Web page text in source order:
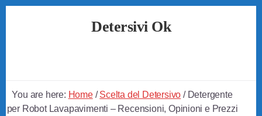
Detersivi Ok
You are here: Home / Scelta del Detersivo /Detergente
per Robot Lavapavimenti – Recensioni, Opinioni e Prezzi